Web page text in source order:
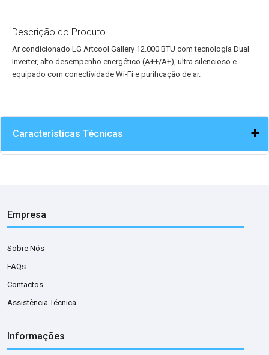
Descrição do Produto
Ar condicionado LG Artcool Gallery 12.000 BTU com tecnologia Dual
Inverter, alto desempenho energético (A++/A+), ultra silencioso e
equipado com conectividade Wi-Fi e purificação de ar.
Características Técnicas
Empresa
Sobre Nós
FAQs
Contactos
Assistência Técnica
Informações